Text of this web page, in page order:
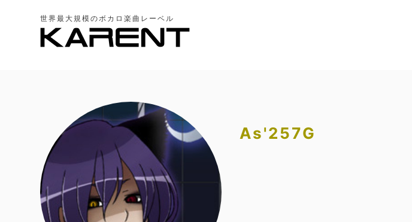
世界最大規模のボカロ楽曲レーベル
As'257G